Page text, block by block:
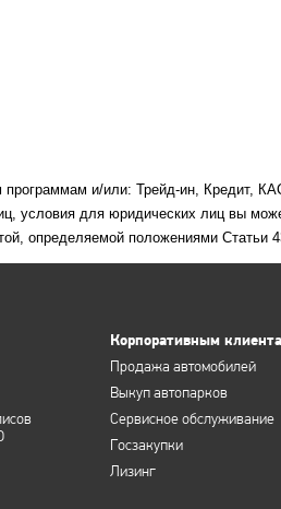
и/или: Трейд-ин, Кредит,
условия для юридических лиц вы
определяемой положениями Статьи
Корпоративным
Продажа автомобилей
Выкуп автопарков
Сервисное обслуживание
Госзакупки
Лизинг